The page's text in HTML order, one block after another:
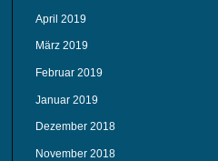
April 2019
März 2019
Februar 2019
Januar 2019
Dezember 2018
November 2018